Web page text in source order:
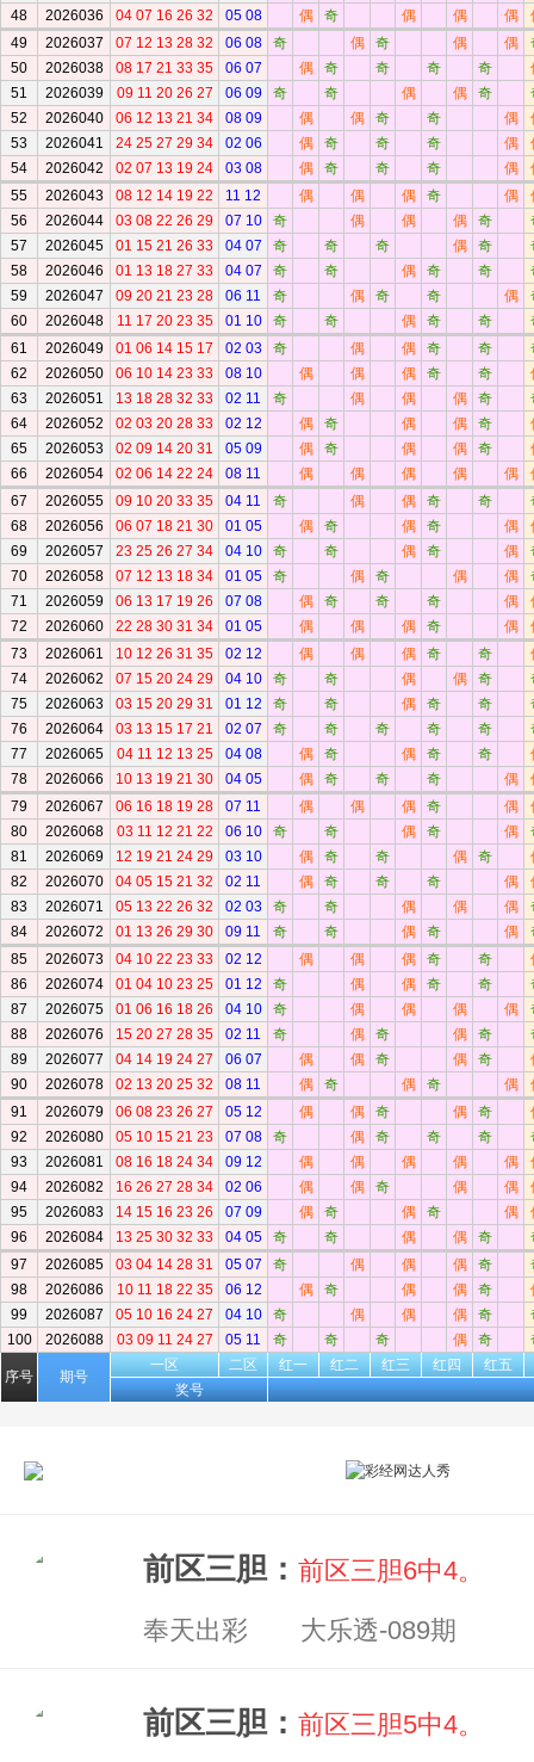
48
2026036 04 07 16 26 32 05 08 偶 奇 偶 偶 偶
49
2026037 07 12 13 28 32 06 08 奇 偶 奇 偶 偶
50
2026038 08 17 21 33 35 06 07 偶 奇 奇 奇 奇
51
2026039 09 11 20 26 27 06 09 奇 奇 偶 偶 奇
52
2026040 06 12 13 21 34 08 09 偶 偶 奇 奇 偶
53
2026041 24 25 27 29 34 02 06 偶 奇 奇 奇 偶
54
2026042 02 07 13 19 24 03 08 偶 奇 奇 奇 偶
55
2026043 08 12 14 19 22 11 12 偶 偶 偶 奇 偶
56
2026044 03 08 22 26 29 07 10 奇 偶 偶 偶 奇
57
2026045 01 15 21 26 33 04 07 奇 奇 奇 偶 奇
58
2026046 01 13 18 27 33 04 07 奇 奇 偶 奇 奇
59
2026047 09 20 21 23 28 06 11 奇 偶 奇 奇 偶
60
2026048 11 17 20 23 35 01 10 奇 奇 偶 奇 奇
61
2026049 01 06 14 15 17 02 03 奇 偶 偶 奇 奇
62
2026050 06 10 14 23 33 08 10 偶 偶 偶 奇 奇
63
2026051 13 18 28 32 33 02 11 奇 偶 偶 偶 奇
64
2026052 02 03 20 28 33 02 12 偶 奇 偶 偶 奇
65
2026053 02 09 14 20 31 05 09 偶 奇 偶 偶 奇
66
2026054 02 06 14 22 24 08 11 偶 偶 偶 偶 偶
67
2026055 09 10 20 33 35 04 11 奇 偶 偶 奇 奇
68
2026056 06 07 18 21 30 01 05 偶 奇 偶 奇 偶
69
2026057 23 25 26 27 34 04 10 奇 奇 偶 奇 偶
70
2026058 07 12 13 18 34 01 05 奇 偶 奇 偶 偶
71
2026059 06 13 17 19 26 07 08 偶 奇 奇 奇 偶
72
2026060 22 28 30 31 34 01 05 偶 偶 偶 奇 偶
73
2026061 10 12 26 31 35 02 12 偶 偶 偶 奇 奇
74
2026062 07 15 20 24 29 04 10 奇 奇 偶 偶 奇
75
2026063 03 15 20 29 31 01 12 奇 奇 偶 奇 奇
76
2026064 03 13 15 17 21 02 07 奇 奇 奇 奇 奇
77
2026065 04 11 12 13 25 04 08 偶 奇 偶 奇 奇
78
2026066 10 13 19 21 30 04 05 偶 奇 奇 奇 偶
79
2026067 06 16 18 19 28 07 11 偶 偶 偶 奇 偶
80
2026068 03 11 12 21 22 06 10 奇 奇 偶 奇 偶
81
2026069 12 19 21 24 29 03 10 偶 奇 奇 偶 奇
82
2026070 04 05 15 21 32 02 11 偶 奇 奇 奇 偶
83
2026071 05 13 22 26 32 02 03 奇 奇 偶 偶 偶
84
2026072 01 13 26 29 30 09 11 奇 奇 偶 奇 偶
85
2026073 04 10 22 23 33 02 12 偶 偶 偶 奇 奇
86
2026074 01 04 10 23 25 01 12 奇 偶 偶 奇 奇
87
2026075 01 06 16 18 26 04 10 奇 偶 偶 偶 偶
88
2026076 15 20 27 28 35 02 11 奇 偶 奇 偶 奇
89
2026077 04 14 19 24 27 06 07 偶 偶 奇 偶 奇
90
2026078 02 13 20 25 32 08 11 偶 奇 偶 奇 偶
91
2026079 06 08 23 26 27 05 12 偶 偶 奇 偶 奇
92
2026080 05 10 15 21 23 07 08 奇 偶 奇 奇 奇
93
2026081 08 16 18 24 34 09 12 偶 偶 偶 偶 偶
94
2026082 16 26 27 28 34 02 06 偶 偶 奇 偶 偶
95
2026083 14 15 16 23 26 07 09 偶 奇 偶 奇 偶
96
2026084 13 25 30 32 33 04 05 奇 奇 偶 偶 奇
97
2026085 03 04 14 28 31 05 07 奇 偶 偶 偶 奇
98
2026086 10 11 18 22 35 06 12 偶 奇 偶 偶 奇
99
2026087 05 10 16 24 27 04 10 奇 偶 偶 偶 奇
100
2026088 03 09 11 24 27 05 11 奇 奇 奇 偶 奇
序号 期号
一区 二区 红一 红二 红三 红四
红五
奖号
前区三胆： 前区三胆6中4。
奉天出彩 大乐透-089期
前区三胆： 前区三胆5中4。